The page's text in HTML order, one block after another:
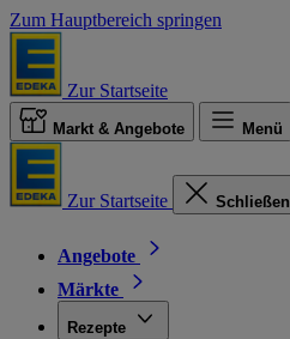
Zum Hauptbereich springen
Zur Startseite
Markt & Angebote Menü
Zur Startseite Schließen
Angebote
Märkte
Rezepte